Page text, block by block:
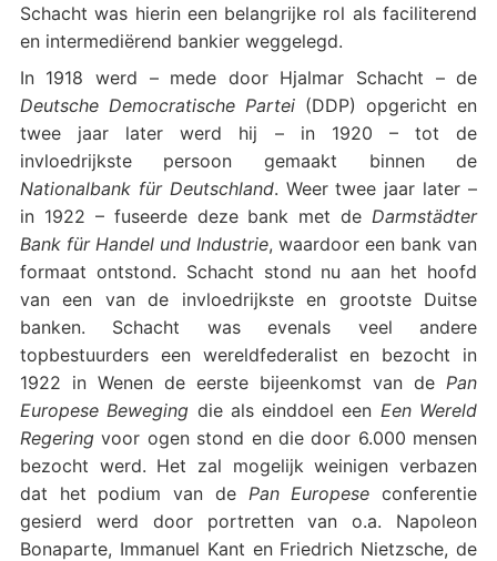
Schacht was hierin een belangrijke rol als faciliterend
en intermediërend bankier weggelegd.
In 1918 werd – mede door Hjalmar Schacht – de
Deutsche Democratische Partei (DDP) opgericht en
twee jaar later werd hij – in 1920 – tot de
invloedrijkste persoon gemaakt binnen de
Nationalbank für Deutschland. Weer twee jaar later –
in 1922 – fuseerde deze bank met de Darmstädter
Bank für Handel und Industrie, waardoor een bank van
formaat ontstond. Schacht stond nu aan het hoofd
van een van de invloedrijkste en grootste Duitse
banken. Schacht was evenals veel andere
topbestuurders een wereldfederalist en bezocht in
1922 in Wenen de eerste bijeenkomst van de Pan
Europese Beweging die als einddoel een Een Wereld
Regeringvoor ogen stond en die door 6.000 mensen
bezocht werd. Het zal mogelijk weinigen verbazen
dat het podium van de Pan Europese conferentie
gesierd werd door portretten van o.a. Napoleon
Bonaparte, Immanuel Kant en Friedrich Nietzsche, de